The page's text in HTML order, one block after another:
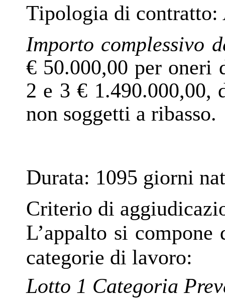
Tipologia di contratto:
Importo complessivo
€ 50.000,00 per oneri
2 e 3 € 1.490.000,00,
non soggetti a ribasso.
Durata: 1095 giorni
Criterio di
L’appalto si
categorie di lavoro:
Lotto 1 Categoria